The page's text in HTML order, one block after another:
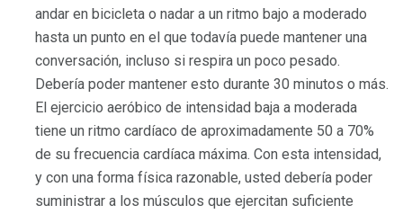
andar en bicicleta o nadar a un ritmo bajo a moderado
hasta un punto en el que todavía puede mantener una
conversación, incluso si respira un poco pesado.
Debería poder mantener esto durante 30 minutos o más.
El ejercicio aeróbico de intensidad baja a moderada
tiene un ritmo cardíaco de aproximadamente 50 a 70%
de su frecuencia cardíaca máxima. Con esta intensidad,
y con una forma física razonable, usted debería poder
suministrar a los músculos que ejercitan suficiente